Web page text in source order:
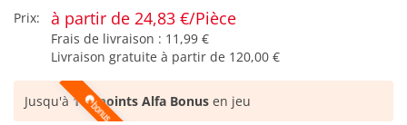
Prix:
à partir de 24,83 €/Pièce
Frais de livraison : 11,99 €
Livraison gratuite à partir de 120,00 €
Jusqu'à103 points Alfa Bonus en jeu